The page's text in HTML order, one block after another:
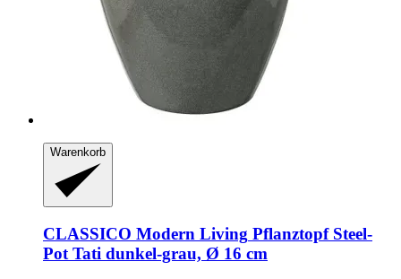
Warenkorb
CLASSICO Modern Living Pflanztopf Steel-​
Pot Tati dunkel-​grau, Ø 16 cm